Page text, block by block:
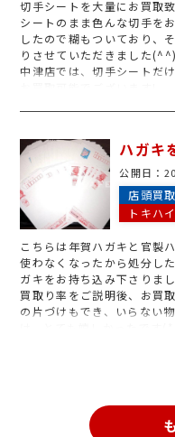
切手シートを大量にお買取
シートのまま色んな切手を
したので糊もついており、
りさせていただきました
中津店では、切手シートだ
ハガキ
公開日：
店頭買取
トキハ
こちらは年賀ハガキと官製
使わなくなったから処分し
ガキをお持ち込み下さりま
買取り率をご説明後、お買
の片づけもでき、いらない